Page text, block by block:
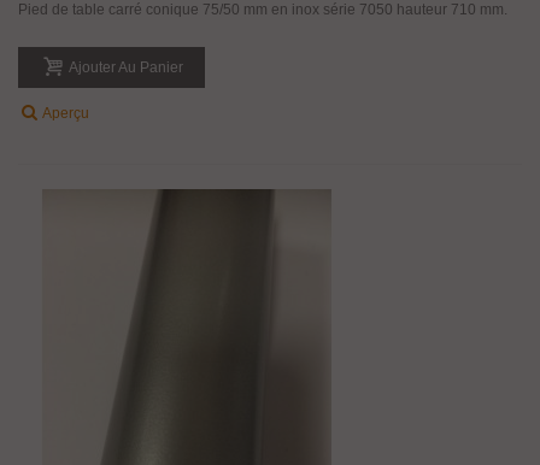
Pied de table carré conique 75/50 mm en inox série 7050 hauteur 710 mm.
Ajouter Au Panier
Aperçu